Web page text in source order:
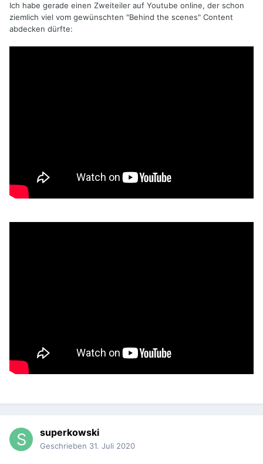
Ich habe gerade einen Zweiteiler auf Youtube online, der schon
ziemlich viel vom gewünschten "Behind the scenes" Content
abdecken dürfte:
superkowski
Geschrieben 31. Juli 2020